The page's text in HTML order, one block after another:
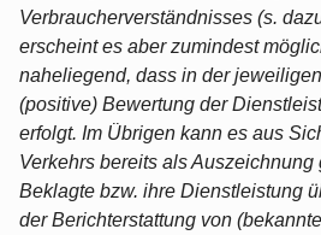
Verbraucherverständnisses (s.
erscheint es aber zumindest
naheliegend, dass in der
(positive) Bewertung der
erfolgt. Im Übrigen kann es aus
Verkehrs bereits als Auszeichnung
Beklagte bzw. ihre Dienstleistung
der Berichterstattung von